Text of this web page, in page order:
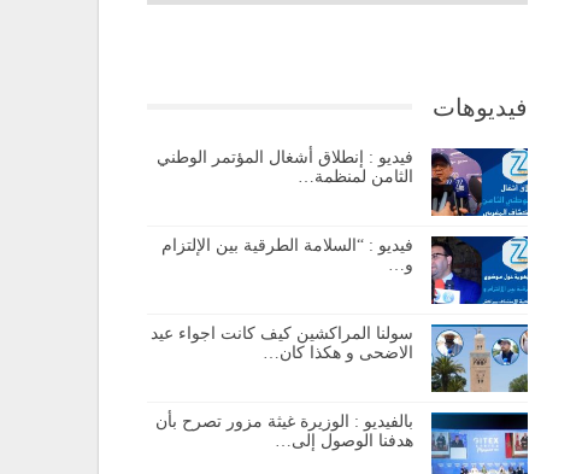
فيديوهات
فيديو : إنطلاق أشغال المؤتمر الوطني
الثامن لمنظمة…
فيديو : “السلامة الطرقية بين الإلتزام
و…
سولنا المراكشين كيف كانت اجواء عيد
الاضحى و هكذا كان…
بالفيديو : الوزيرة غيثة مزور تصرح بأن
هدفنا الوصول إلى…